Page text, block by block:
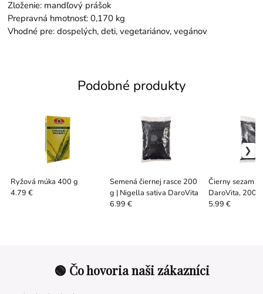
Zloženie: mandľový prášok
Prepravná hmotnosť: 0,170 kg
Vhodné pre: dospelých, deti, vegetariánov, vegánov
Podobné produkty
Ryžová múka 400 g
4.79 €
Semená čiernej rasce 200
g | Nigella sativa DaroVita
6.99 €
Čierny sezam -
DaroVita, 200 g
5.99 €
🟢 Čo hovoria naši zákazníci